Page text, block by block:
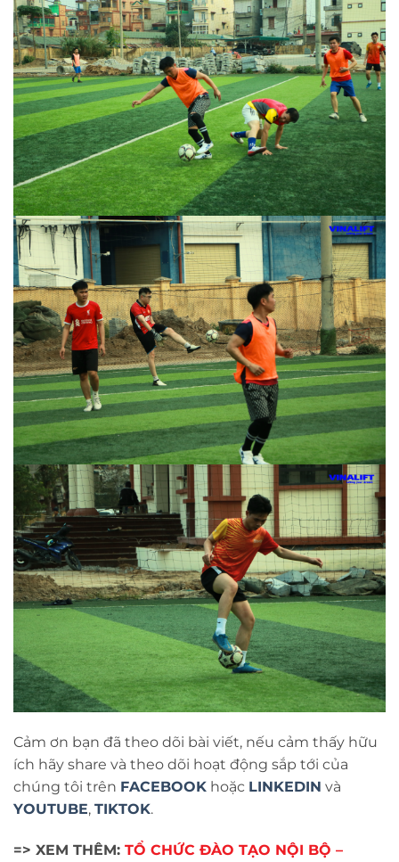
Cảm ơn bạn đã theo dõi bài viết, nếu cảm thấy hữu
ích hãy share và theo dõi hoạt động sắp tới của
chúng tôi trên FACEBOOK hoặc LINKEDIN và
YOUTUBE, TIKTOK.
=> XEM THÊM: TỔ CHỨC ĐÀO TẠO NỘI BỘ –